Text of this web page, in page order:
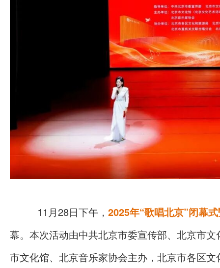
11月28日下午， 2025年“歌唱北京”闭幕
幕。本次活动由中共北京市委宣传部、北京市
市文化馆、北京音乐家协会主办，北京市各区